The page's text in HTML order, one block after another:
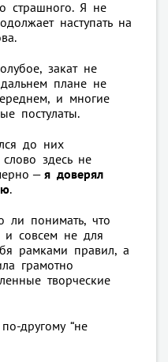
страшного. Я не
наступать на
закат не
плане не
и многие
постулаты.
до них
здесь не
— я доверял
.
ли понимать, что
и совсем не для
рамками правил, а
грамотно
творческие
другому “не